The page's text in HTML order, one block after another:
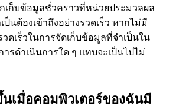
เก็บข้อมูลชั่วคราวที่หน่วยประมวลผล
ป็นต้องเข้าถึงอย่างรวดเร็ว หากไม่มี
ดเร็วในการจัดเก็บข้อมูลที่จําเป็นใน
รดําเนินการใด ๆ แทบจะเป็นไปไม่
นเมื่อคอมพิวเตอร์ของฉันมี